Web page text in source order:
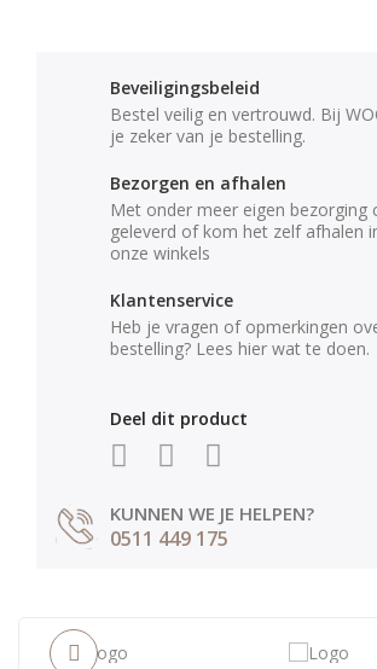
Beveiligingsbeleid
Bestel veilig en vertrouwd. Bij
je zeker van je bestelling.
Bezorgen en afhalen
Met onder meer eigen bezorging
geleverd of kom het zelf afhalen
onze winkels
Klantenservice
Heb je vragen of opmerkingen
bestelling? Lees hier wat te doen.
Deel dit product
KUNNEN WE JE HELPEN?
0511 449 175